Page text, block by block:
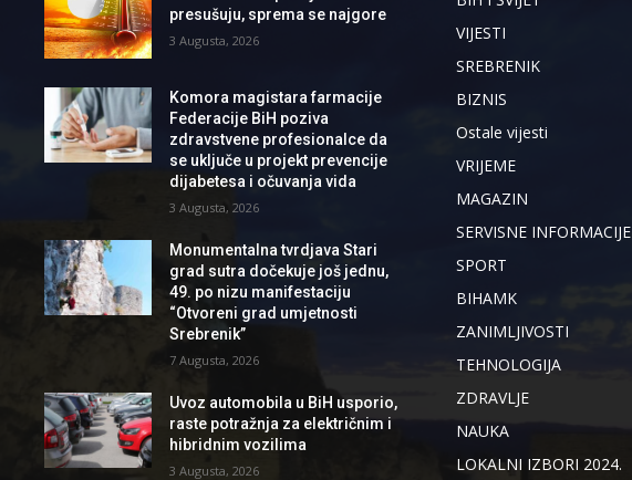
presušuju, sprema se najgore
3 Augusta, 2026
Komora magistara farmacije
Federacije BiH poziva
zdravstvene profesionalce da
se uključe u projekt prevencije
dijabetesa i očuvanja vida
3 Augusta, 2026
Monumentalna tvrdjava Stari
grad sutra dočekuje još jednu,
49. po nizu manifestaciju
“Otvoreni grad umjetnosti
Srebrenik”
7 Augusta, 2026
Uvoz automobila u BiH usporio,
raste potražnja za električnim i
hibridnim vozilima
3 Augusta, 2026
VIJESTI
SREBRENIK
BIZNIS
Ostale vijesti
VRIJEME
MAGAZIN
SERVISNE INFORMACIJE
SPORT
BIHAMK
ZANIMLJIVOSTI
TEHNOLOGIJA
ZDRAVLJE
NAUKA
LOKALNI IZBORI 2024.